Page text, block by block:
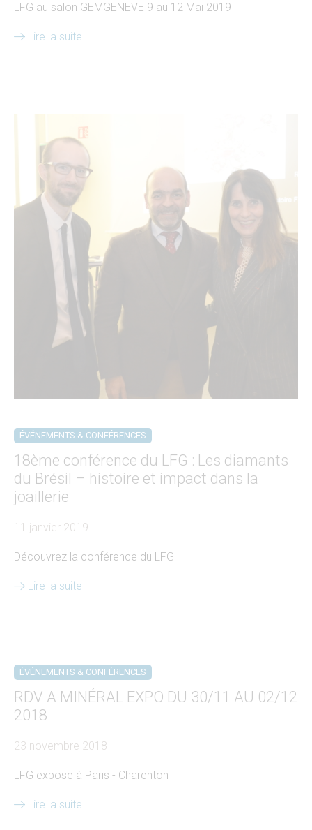
LFG au salon GEMGENEVE 9 au 12 Mai 2019
Lire la suite
ÉVÉNEMENTS & CONFÉRENCES
18ème conférence du LFG : Les diamants
du Brésil – histoire et impact dans la
joaillerie
11 janvier 2019
Découvrez la conférence du LFG
Lire la suite
ÉVÉNEMENTS & CONFÉRENCES
RDV A MINÉRAL EXPO DU 30/11 AU 02/12
2018
23 novembre 2018
LFG expose à Paris - Charenton
Lire la suite